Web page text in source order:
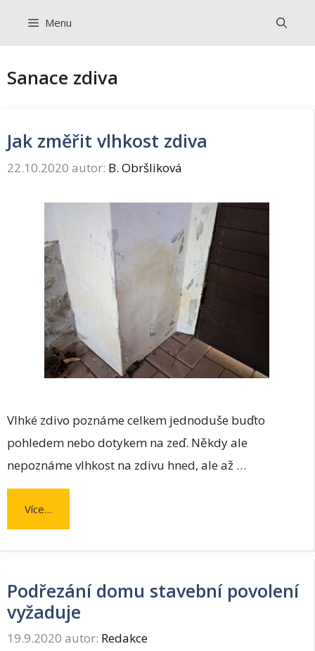
Menu
Sanace zdiva
Jak změřit vlhkost zdiva
22.10.2020 autor: B. Obršliková
Vlhké zdivo poznáme celkem jednoduše buďto
pohledem nebo dotykem na zeď. Někdy ale
nepoznáme vlhkost na zdivu hned, ale až …
Více…
Podřezání domu stavební povolení
vyžaduje
19.9.2020 autor: Redakce